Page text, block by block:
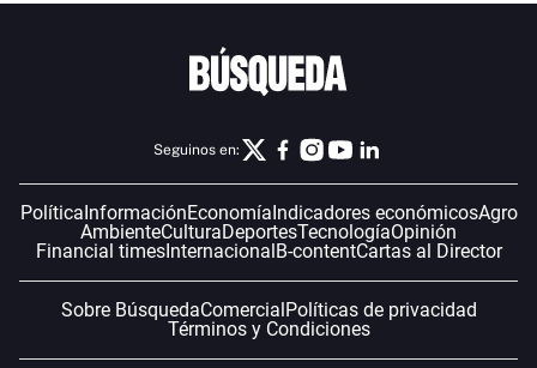
Seguinos en:
Política InformaciónEconomía Indicadores económicosAgro
AmbienteCulturaDeportesTecnologíaOpinión
Financial timesInternacional B-contentCartas al Director
Sobre BúsquedaComercial Políticas de privacidad
Términos y Condiciones